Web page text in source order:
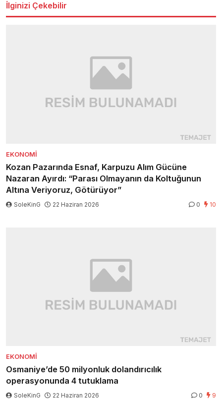
İlginizi Çekebilir
EKONOMI
Kozan Pazarında Esnaf, Karpuzu Alım Gücüne
Nazaran Ayırdı: “Parası Olmayanın da Koltuğunun
Altına Veriyoruz, Götürüyor”
SoleKinG 22 Haziran 2026 0 10
EKONOMI
Osmaniye’de 50 milyonluk dolandırıcılık
operasyonunda 4 tutuklama
SoleKinG 22 Haziran 2026 0 9